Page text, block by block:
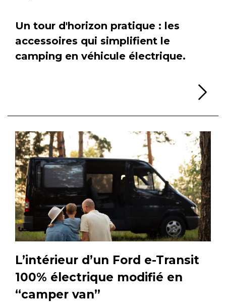
Un tour d'horizon pratique : les
accessoires qui simplifient le
camping en véhicule électrique.
L’intérieur d’un Ford e-Transit
100% électrique modifié en
“camper van”